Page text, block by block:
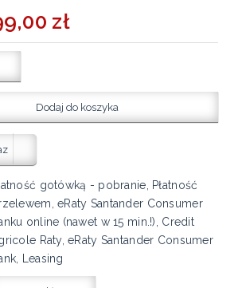
zł
Dodaj do koszyka
gotówką - pobranie, Płatność
eRaty Santander Consumer
online (nawet w 15 min.!), Credit
Raty, eRaty Santander Consumer
Leasing